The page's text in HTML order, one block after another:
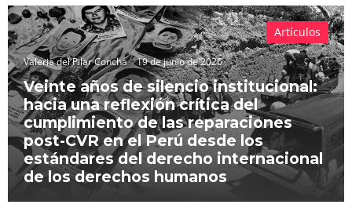
Valeria del Pilar Concha 19 de junio de 2026
Veinte años de silencio institucional:
hacia una reflexión crítica del
cumplimiento de las reparaciones
post-CVR en el Perú desde los
estándares del derecho internacional
de los derechos humanos
Artículos